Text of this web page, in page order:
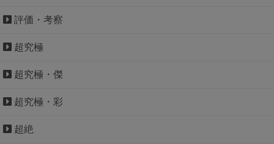
評価・考察
超究極
超究極・傑
超究極・彩
超絶